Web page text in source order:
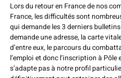
Lors du retour en France de nos
France, les difficultés sont
qui demande les 3 derniers
demande une adresse, la carte
d’entre eux, le parcours du
l’emploi et donc l’inscription à
s’adapte pas à notre profil